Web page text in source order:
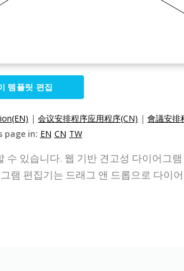
템플릿 편집
| 会议安排程序应用程序(CN) | 會議安排
page in: EN CN TW
있습니다. 웹 기반 견고성 다이어그
편집기는 드래그 앤 드롭으로 다이